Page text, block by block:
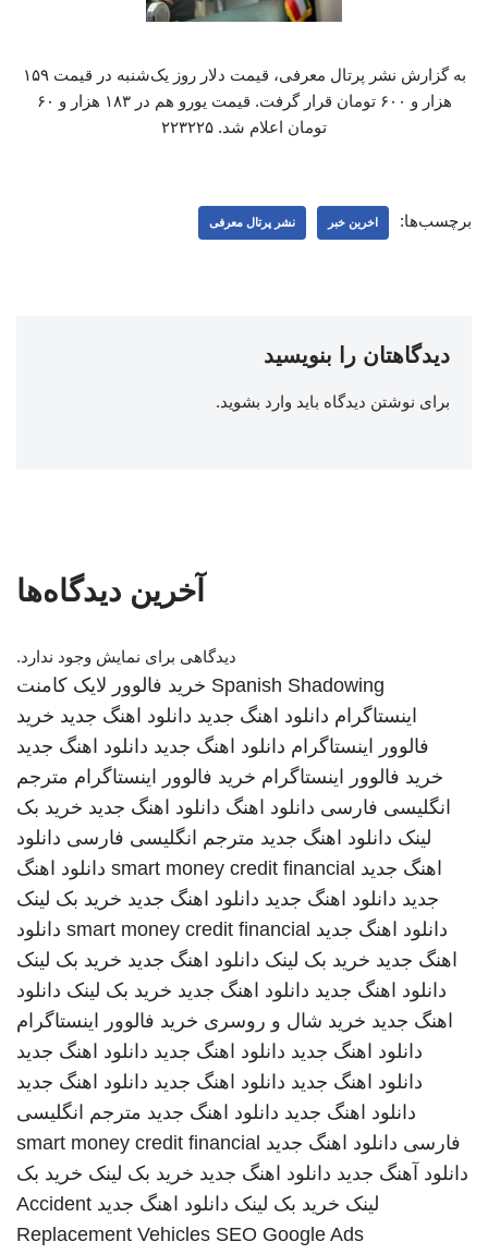
به گزارش نشر پرتال معرفی، قیمت دلار روز یک‌شنبه در قیمت ۱۵۹
هزار و ۶۰۰ تومان قرار گرفت. قیمت یورو هم در ۱۸۳ هزار و ۶۰
تومان اعلام شد. ۲۲۳۲۲۵
برچسب‌ها: اخرین خبر نشر پرتال معرفی
دیدگاهتان را بنویسید
برای نوشتن دیدگاه باید وارد بشوید.
آخرین دیدگاه‌ها
دیدگاهی برای نمایش وجود ندارد.
Spanish Shadowing خرید فالوور لایک کامنت
اینستاگرام دانلود اهنگ جدید دانلود اهنگ جدید خرید
فالوور اینستاگرام دانلود اهنگ جدید دانلود اهنگ جدید
خرید فالوور اینستاگرام خرید فالوور اینستاگرام مترجم
انگلیسی فارسی دانلود اهنگ دانلود اهنگ جدید خرید بک
لینک دانلود اهنگ جدید مترجم انگلیسی فارسی دانلود
اهنگ جدید smart money credit financial دانلود اهنگ
جدید دانلود اهنگ جدید دانلود اهنگ جدید خرید بک لینک
دانلود اهنگ جدید smart money credit financial دانلود
اهنگ جدید خرید بک لینک دانلود اهنگ جدید خرید بک لینک
دانلود اهنگ جدید دانلود اهنگ جدید خرید بک لینک دانلود
اهنگ جدید خرید شال و روسری خرید فالوور اینستاگرام
دانلود اهنگ جدید دانلود اهنگ جدید دانلود اهنگ جدید
دانلود اهنگ جدید دانلود اهنگ جدید دانلود اهنگ جدید
دانلود اهنگ جدید دانلود اهنگ جدید مترجم انگلیسی
فارسی دانلود اهنگ جدید smart money credit financial
دانلود آهنگ جدید دانلود اهنگ جدید خرید بک لینک خرید بک
لینک خرید بک لینک دانلود اهنگ جدید Accident
Replacement Vehicles SEO Google Ads